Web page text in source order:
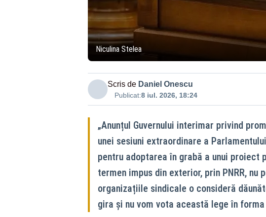
Niculina Stelea
Scris de Daniel Onescu
Publicat:8 iul. 2026, 18:24
„Anunțul Guvernului interimar privind
unei sesiuni extraordinare a
pentru adoptarea în grabă a unui proiect
termen impus din exterior, prin PNRR,
organizațiile sindicale o consideră
gira și nu vom vota această lege în